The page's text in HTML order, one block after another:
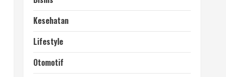
Kesehatan
Lifestyle
Otomotif